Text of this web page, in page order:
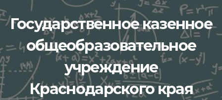
Перейти
к
содержимому
Государственное казенное
общеобразовательное
учреждение
Краснодарского края